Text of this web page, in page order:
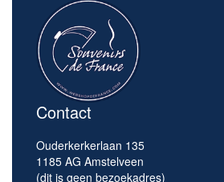
Contact
Ouderkerkerlaan 135
1185 AG Amstelveen
(dit is geen bezoekadres)